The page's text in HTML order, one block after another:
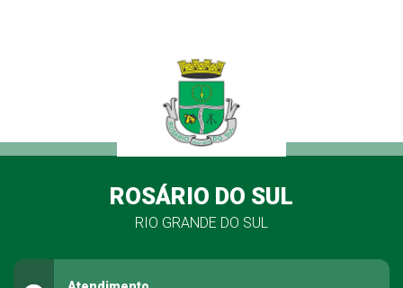
ROSÁRIO DO SUL
RIO GRANDE DO SUL